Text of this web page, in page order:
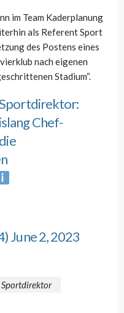
im Team Kaderplanung
als Referent Sport
des Postens eines
nach eigenen
Stadium“.
Sportdirektor:
Chef-
June 2, 2023
Sportdirektor